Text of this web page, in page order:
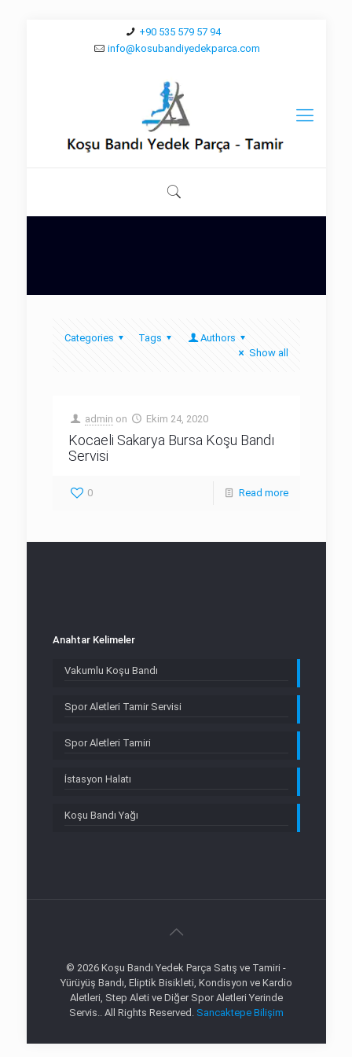
+90 535 579 57 94
info@kosubandiyedekparca.com
Categories Tags
Authors
Show all
admin on Ekim 24, 2020
Kocaeli Sakarya Bursa Koşu Bandı
Servisi
0 Read more
Anahtar Kelimeler
Vakumlu Koşu Bandı
Spor Aletleri Tamir Servisi
Spor Aletleri Tamiri
İstasyon Halatı
Koşu Bandı Yağı
© 2026 Koşu Bandı Yedek Parça Satış ve Tamiri -
Yürüyüş Bandı, Eliptik Bisikleti, Kondisyon ve Kardio
Aletleri, Step Aleti ve Diğer Spor Aletleri Yerinde
Servis.. All Rights Reserved. Sancaktepe Bilişim